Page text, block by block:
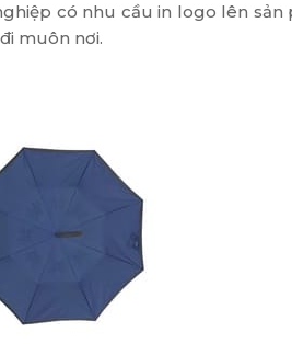
có nhu cầu in logo lên
muôn nơi.